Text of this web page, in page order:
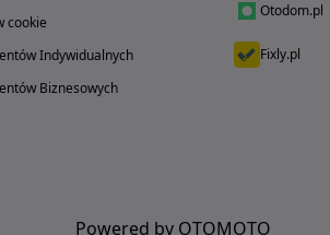
cookie
Indywidualnych
Biznesowych
Otodom.pl
Fixly.pl
Powered by OTOMOTO